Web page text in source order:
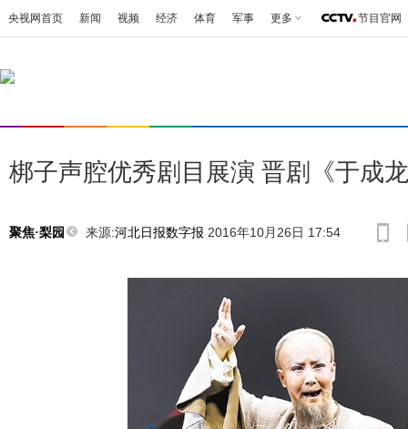
央视网首页 新闻 视频 经济 体育 军事 更多 节目官网
梆子声腔优秀剧目展演 晋剧《于成
聚焦·梨园 来源:河北日报数字报 2016年10月26日 17:54